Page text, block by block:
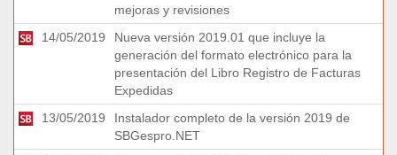
mejoras y revisiones
14/05/2019
Nueva versión 2019.01 que incluye la
generación del formato electrónico para la
presentación del Libro Registro de Facturas
Expedidas
13/05/2019
Instalador completo de la versión 2019 de
SBGespro.NET